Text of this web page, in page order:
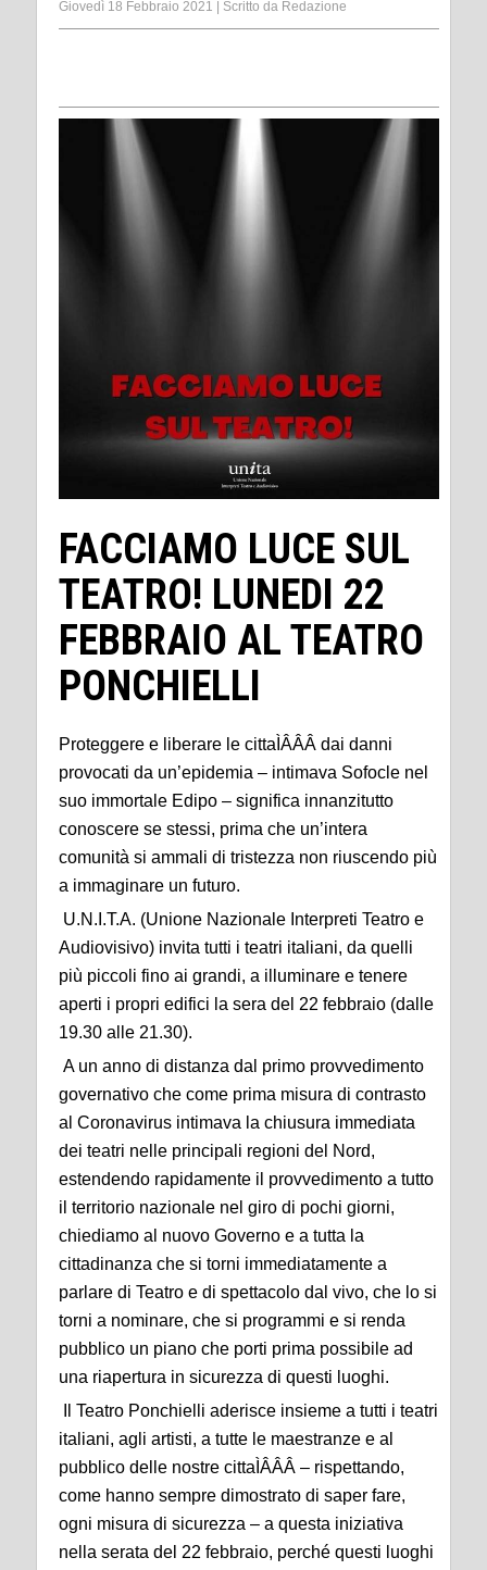
Giovedì 18 Febbraio 2021 Scritto da Redazione
FACCIAMO LUCE SUL
TEATRO! LUNEDI 22
FEBBRAIO AL TEATRO
PONCHIELLI
Proteggere e liberare le cittaÌÂÂÂ dai danni
provocati da un’epidemia – intimava Sofocle nel
suo immortale Edipo – significa innanzitutto
conoscere se stessi, prima che un’intera
comunità si ammali di tristezza non riuscendo più
a immaginare un futuro.
U.N.I.T.A. (Unione Nazionale Interpreti Teatro e
Audiovisivo) invita tutti i teatri italiani, da quelli
più piccoli fino ai grandi, a illuminare e tenere
aperti i propri edifici la sera del 22 febbraio (dalle
19.30 alle 21.30).
A un anno di distanza dal primo provvedimento
governativo che come prima misura di contrasto
al Coronavirus intimava la chiusura immediata
dei teatri nelle principali regioni del Nord,
estendendo rapidamente il provvedimento a tutto
il territorio nazionale nel giro di pochi giorni,
chiediamo al nuovo Governo e a tutta la
cittadinanza che si torni immediatamente a
parlare di Teatro e di spettacolo dal vivo, che lo si
torni a nominare, che si programmi e si renda
pubblico un piano che porti prima possibile ad
una riapertura in sicurezza di questi luoghi.
Il Teatro Ponchielli aderisce insieme a tutti i teatri
italiani, agli artisti, a tutte le maestranze e al
pubblico delle nostre cittaÌÂÂÂ – rispettando,
come hanno sempre dimostrato di saper fare,
ogni misura di sicurezza – a questa iniziativa
nella serata del 22 febbraio, perché questi luoghi